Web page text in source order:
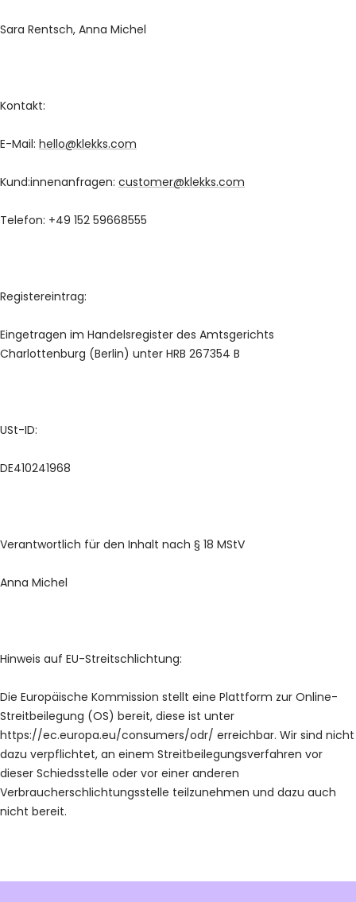
Sara Rentsch, Anna Michel
Kontakt:
E-Mail: hello@klekks.com
Kund:innenanfragen: customer@klekks.com
Telefon: +49 152 59668555
Registereintrag:
Eingetragen im Handelsregister des Amtsgerichts
Charlottenburg (Berlin) unter HRB 267354 B
USt-ID:
DE410241968
Verantwortlich für den Inhalt nach § 18 MStV
Anna Michel
Hinweis auf EU-Streitschlichtung:
Die Europäische Kommission stellt eine Plattform zur Online-
Streitbeilegung (OS) bereit, diese ist unter
https://ec.europa.eu/consumers/odr/ erreichbar. Wir sind nicht
dazu verpflichtet, an einem Streitbeilegungsverfahren vor
dieser Schiedsstelle oder vor einer anderen
Verbraucherschlichtungsstelle teilzunehmen und dazu auch
nicht bereit.